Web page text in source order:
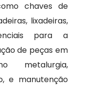
chaves de
lixadeiras,
para a
de peças em
metalurgia,
e manutenção